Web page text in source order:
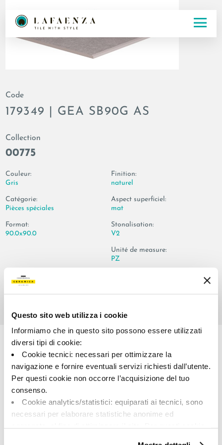
Questo sito web utilizza i cookie
Informiamo che in questo sito possono essere utilizzati
diversi tipi di cookie:
Cookie tecnici: necessari per ottimizzare la
navigazione e fornire eventuali servizi richiesti dall’utente.
Per questi cookie non occorre l’acquisizione del tuo
consenso.
Cookie analytics/statistici: equiparati ai tecnici, sono
necessari per elaborare statistiche anonime ed
Code
179349 | GEA SB90G AS
Collection
00775
Couleur:
Gris
Catégorie:
Pièces spéciales
Format:
90.0x90.0
Finition:
naturel
Aspect superficiel:
mat
Stonalisation:
V2
Unité de measure:
PZ